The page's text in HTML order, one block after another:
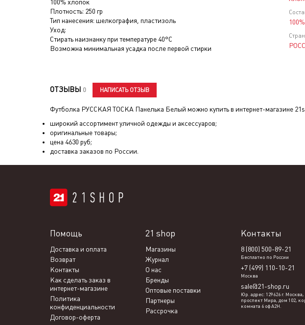
100% хлопок
Плотность: 250 гр
Тип нанесения: шелкография, пластизоль
Уход:
Стирать наизнанку при температуре 40°C
Возможна минимальная усадка после первой стирки
ОТЗЫВЫ 0 НАПИСАТЬ ОТЗЫВ
Футболка РУССКАЯ ТОСКА Панелька Белый можно купить в интернет-магазине
широкий ассортимент уличной одежды и аксессуаров;
оригинальные товары;
цена 4630 руб;
доставка заказов по России.
21 shop
Магазины
Журнал
О нас
Бренды
Оптовые поставки
Партнеры
Рассрочка
Помощь
Доставка и оплата
Возврат
Контакты
Как сделать заказ в
интернет-магазине
Политика
конфиденциальности
Договор-оферта
Контакты
8 (800) 500-89-21
Бесплатно по России
+7 (499) 110-10-21
Москва
sale@21-shop.ru
Юр. адрес: 129626 г. Москва,
проспект Мира, дом 102,
комната 6 оф А2Н.